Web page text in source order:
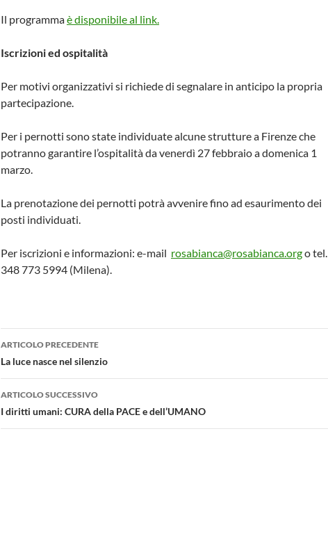
Il programmaè disponibile al link.
Iscrizioni ed ospitalità
Per motivi organizzativi si richiede di segnalare in anticipo la propria
partecipazione.
Per i pernotti sono state individuate alcune strutture a Firenze che
potranno garantire l’ospitalità da venerdì 27 febbraio a domenica 1
marzo.
La prenotazione dei pernotti potrà avvenire fino ad esaurimento dei
posti individuati.
Per iscrizioni e informazioni: e-mail rosabianca@rosabianca.orgo tel.
348 773 5994 (Milena).
Navigazione
articolo
ARTICOLO PRECEDENTE
La luce nasce nel silenzio
ARTICOLO SUCCESSIVO
I diritti umani: CURA della PACE e dell’UMANO